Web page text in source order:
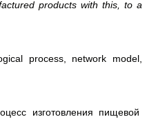
products with this, to a
process, network model,
изготовления пищевой